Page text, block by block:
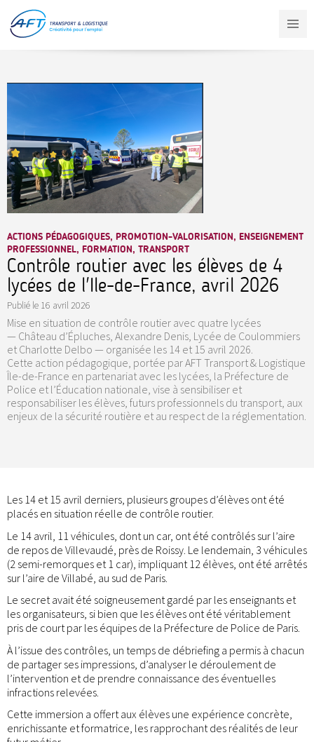
contenu
principal
ACTIONS PÉDAGOGIQUES, PROMOTION-VALORISATION, ENSEIGNEMENT
PROFESSIONNEL, FORMATION, TRANSPORT
Contrôle routier avec les élèves de 4
lycées de l'Ile-de-France, avril 2026
Publié le 16 avril 2026
Mise en situation de contrôle routier avec quatre lycées
— Château d’Épluches, Alexandre Denis, Lycée de Coulommiers
et Charlotte Delbo — organisée les 14 et 15 avril 2026.
Cette action pédagogique, portée par AFT Transport & Logistique
Île-de-France en partenariat avec les lycées, la Préfecture de
Police et l’Éducation nationale, vise à sensibiliser et
responsabiliser les élèves, futurs professionnels du transport, aux
enjeux de la sécurité routière et au respect de la réglementation.
Les 14 et 15 avril derniers, plusieurs groupes d’élèves ont été
placés en situation réelle de contrôle routier.
Le 14 avril, 11 véhicules, dont un car, ont été contrôlés sur l’aire
de repos de Villevaudé, près de Roissy. Le lendemain, 3 véhicules
(2 semi-remorques et 1 car), impliquant 12 élèves, ont été arrêtés
sur l’aire de Villabé, au sud de Paris.
Le secret avait été soigneusement gardé par les enseignants et
les organisateurs, si bien que les élèves ont été véritablement
pris de court par les équipes de la Préfecture de Police de Paris.
À l’issue des contrôles, un temps de débriefing a permis à chacun
de partager ses impressions, d’analyser le déroulement de
l’intervention et de prendre connaissance des éventuelles
infractions relevées.
Cette immersion a offert aux élèves une expérience concrète,
enrichissante et formatrice, les rapprochant des réalités de leur